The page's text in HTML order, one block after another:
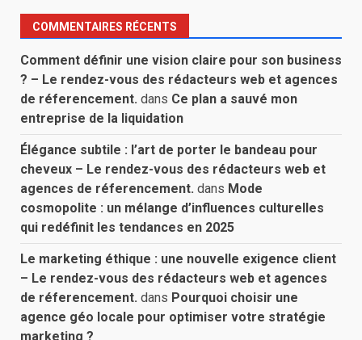
COMMENTAIRES RÉCENTS
Comment définir une vision claire pour son business
? – Le rendez-vous des rédacteurs web et agences
de réferencement. dans Ce plan a sauvé mon
entreprise de la liquidation
Élégance subtile : l’art de porter le bandeau pour
cheveux – Le rendez-vous des rédacteurs web et
agences de réferencement. dans Mode
cosmopolite : un mélange d’influences culturelles
qui redéfinit les tendances en 2025
Le marketing éthique : une nouvelle exigence client
– Le rendez-vous des rédacteurs web et agences
de réferencement. dans Pourquoi choisir une
agence géo locale pour optimiser votre stratégie
marketing ?